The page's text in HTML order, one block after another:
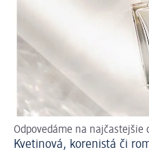
Odpovedáme na najčastejšie
Kvetinová, korenistá či